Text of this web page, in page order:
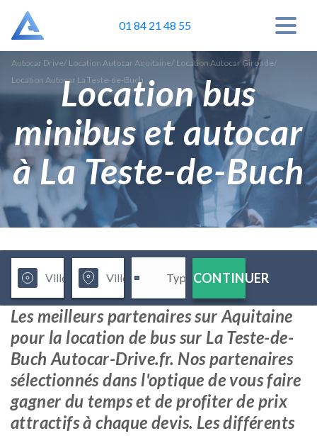
01 84 21 48 55
Autocar Drive/ Location Autocar Aquitaine/ Location Autocar Gironde/
Location Autocar La Teste-de-Buch
Location bus
minibus et autocar
à La Teste-de-Buch
CONTINUER
Les meilleurs partenaires sur Aquitaine
pour la location de bus sur La Teste-de-
Buch Autocar-Drive.fr. Nos partenaires
sélectionnés dans l'optique de vous faire
gagner du temps et de profiter de prix
attractifs à chaque devis. Les différents